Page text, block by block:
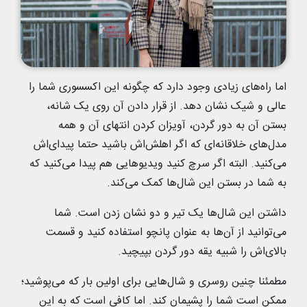
اما راه‌های زیادی وجود دارد که چگونه این اکسسوری شما را
عالی و شیک نشان دهد. از قرار دادن آن روی یک شانه،
بستن آن به دور گردن، آویزان کردن انتهای آن و همه
مدل‌های خلاقانه‌ای که اگر اهلش‌اش باشید حتما پیدای‌اش
می‌کنید. البته اگر سرچ کنید ویدیوهایی هم پیدا می‌کنید که
به شما در بستن این شال‌ها کمک می‌کند.
داشتن این شال‌ها یک تیر و دو نشان زدن است. شما
می‌توانید از آن‌ها به عنوان پانچو استفاده کنید و قسمت
بالای‌اش را شبیه یقه دور گردن بپیچید.
مطمئنا چنین روسری و شال‌هایی برای اولین بار که می‌پوشید؛
ممکن است شما را پشیمان کند. اما کافی است که به این